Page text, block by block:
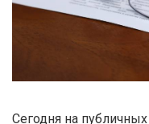
Сегодня на